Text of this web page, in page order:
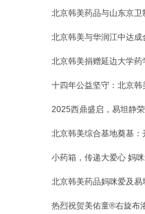
北京韩美药品与山东京
北京韩美与华润江中达
北京韩美捐赠延边大学
十四年公益坚守：北京
2025西鼎盛启，易坦静
北京韩美综合基地奠基
小药箱，传递大爱心 妈
北京韩美药品妈咪爱及易
热烈祝贺美佑童®️右旋布